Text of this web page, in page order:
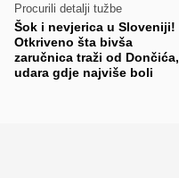
Procurili detalji tužbe
Šok i nevjerica u Sloveniji!
Otkriveno šta bivša
zaručnica traži od Dončića,
udara gdje najviše boli